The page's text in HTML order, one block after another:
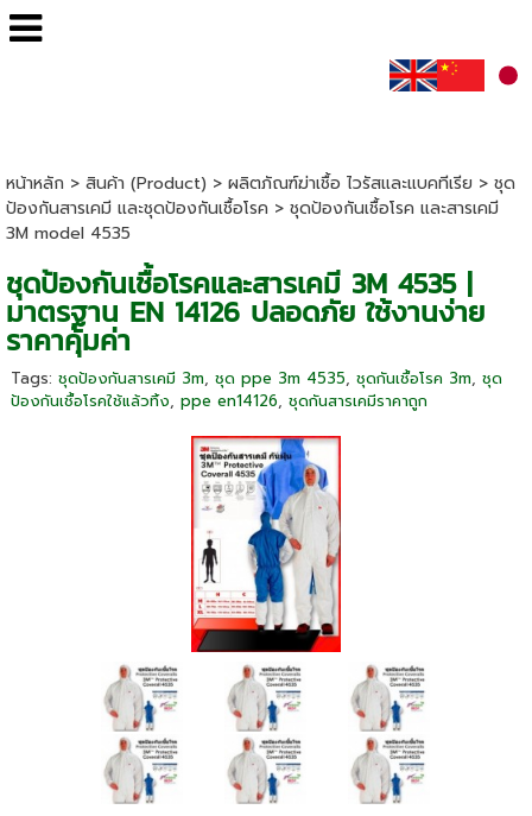
หน้าหลัก > สินค้า (Product) > ผลิตภัณฑ์ฆ่าเชื้อ ไวรัสและแบคทีเรีย > ชุด
ป้องกันสารเคมี และชุดป้องกันเชื้อโรค > ชุดป้องกันเชื้อโรค และสารเคมี
3M model 4535
ชุดป้องกันเชื้อโรคและสารเคมี 3M 4535 |
มาตรฐาน EN 14126 ปลอดภัย ใช้งานง่าย
ราคาคุ้มค่า
Tags: ชุดป้องกันสารเคมี 3m, ชุด ppe 3m 4535, ชุดกันเชื้อโรค 3m, ชุด
ป้องกันเชื้อโรคใช้แล้วทิ้ง, ppe en14126, ชุดกันสารเคมีราคาถูก